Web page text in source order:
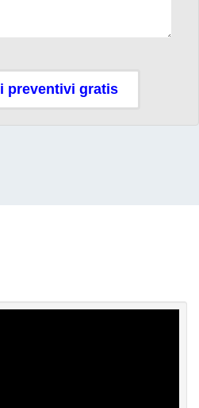
preventivi gratis